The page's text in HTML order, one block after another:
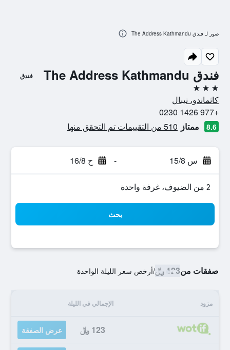
فندق The Address Kathmandu فندق
3 نجوم
كاثماندو، نيبال
+977 1426 0230
8.6 ممتاز 510 من التقييمات تم التحقق منها
س 15/8 - ح 16/8
2 من الضيوف، غرفة واحدة
بحث
صفقات من123 ﷼ /أرخص سعر الليلة الواحدة
مزود الإجمالي في الليلة
123 ﷼ عرض الصفقة
صور لـ فندق The Address Kathmandu